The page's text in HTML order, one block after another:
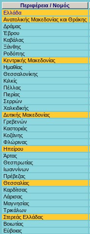
Περιφέρεια / Νομός
Ελλάδα
Ανατολικής Μακεδονίας και Θράκης
Δράμας
Έβρου
Καβάλας
Ξάνθης
Ροδόπης
Κεντρικής Μακεδονίας
Ημαθίας
Θεσσαλονίκης
Κιλκίς
Πέλλας
Πιερίας
Σερρών
Χαλκιδικής
Δυτικής Μακεδονίας
Γρεβενών
Καστοριάς
Κοζάνης
Φλώρινας
Ηπείρου
Άρτας
Θεσπρωτίας
Ιωαννίνων
Πρέβεζας
Θεσσαλίας
Καρδίτσας
Λάρισας
Μαγνησίας
Τρικάλων
Στερεάς Ελλάδας
Βοιωτίας
Εύβοιας